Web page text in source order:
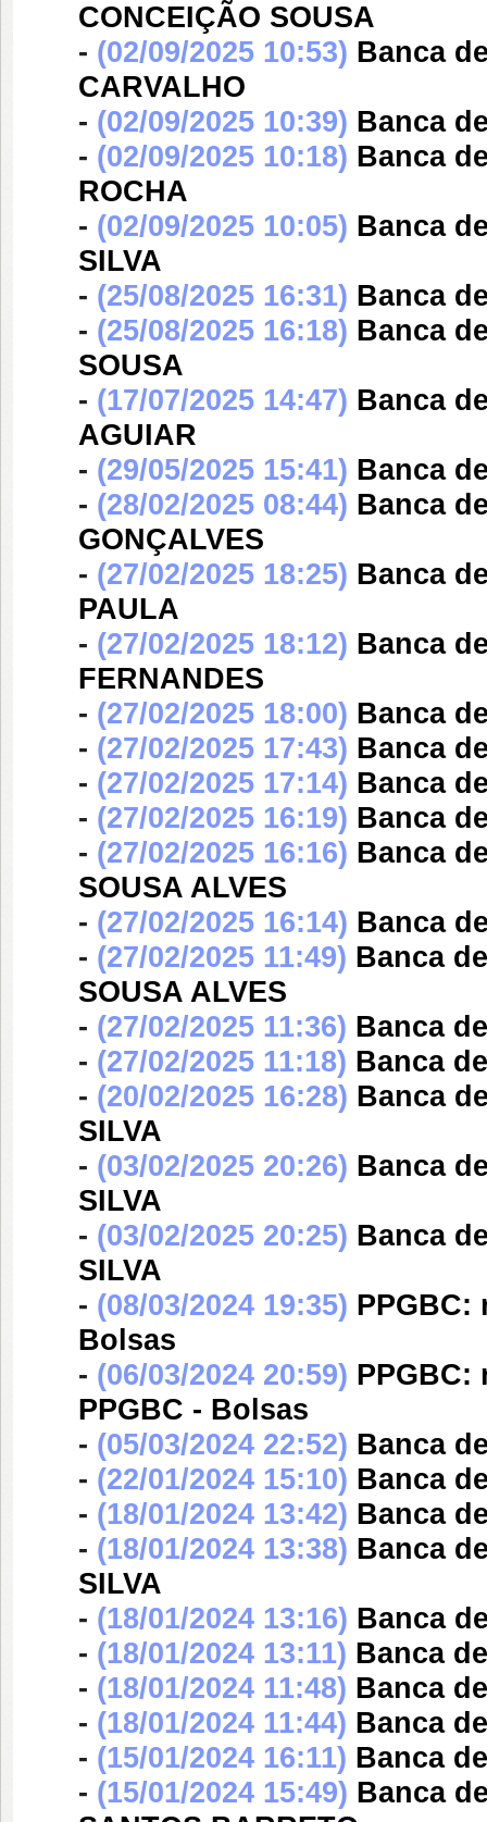
CONCEIÇÃO SOUSA
- (02/09/2025 10:53) Banca
CARVALHO
- (02/09/2025 10:39) Banca
- (02/09/2025 10:18) Banca
ROCHA
- (02/09/2025 10:05) Banca
SILVA
- (25/08/2025 16:31) Banca
- (25/08/2025 16:18) Banca
SOUSA
- (17/07/2025 14:47) Banca
AGUIAR
- (29/05/2025 15:41) Banca
- (28/02/2025 08:44) Banca
GONÇALVES
- (27/02/2025 18:25) Banca
PAULA
- (27/02/2025 18:12) Banca
FERNANDES
- (27/02/2025 18:00) Banca
- (27/02/2025 17:43) Banca
- (27/02/2025 17:14) Banca
- (27/02/2025 16:19) Banca
- (27/02/2025 16:16) Banca
SOUSA ALVES
- (27/02/2025 16:14) Banca
- (27/02/2025 11:49) Banca
SOUSA ALVES
- (27/02/2025 11:36) Banca
- (27/02/2025 11:18) Banca
- (20/02/2025 16:28) Banca
SILVA
- (03/02/2025 20:26) Banca
SILVA
- (03/02/2025 20:25) Banca
SILVA
- (08/03/2024 19:35) PPGBC:
Bolsas
- (06/03/2024 20:59) PPGBC:
PPGBC - Bolsas
- (05/03/2024 22:52) Banca
- (22/01/2024 15:10) Banca
- (18/01/2024 13:42) Banca
- (18/01/2024 13:38) Banca
SILVA
- (18/01/2024 13:16) Banca
- (18/01/2024 13:11) Banca
- (18/01/2024 11:48) Banca
- (18/01/2024 11:44) Banca
- (15/01/2024 16:11) Banca
- (15/01/2024 15:49) Banca